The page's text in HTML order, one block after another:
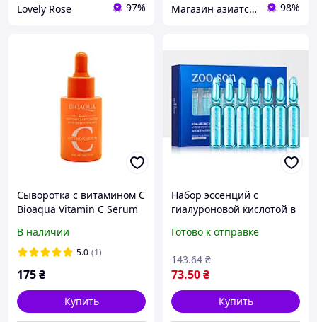
Lovely Rose 97% Магазин азиатской косметики 98%
Сыворотка с витамином C
Bioaqua Vitamin C Serum
В наличии
5.0 (1)
175₴
Купить
Набор эссенций с
гиалуроновой кислотой в
Hyaluronic Acid(2мл*7шт)
Готово к отправке
73.50₴
143.64 ₴
Купить